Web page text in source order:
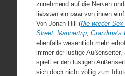
zunehmend auf die Nerven
liebsten ein paar von ihnen
Von Jonah Hill (Nie wieder
Street, Männertrip, Grandma’s
ebenfalls wesentlich mehr
immer der lustige Außenseiter,
spielt er den lustigen
sich doch nicht völlig zum